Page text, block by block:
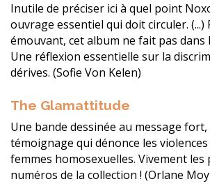
Inutile de préciser ici à quel point
ouvrage essentiel qui doit circuler. (...)
émouvant, cet album ne fait pas dans
Une réflexion essentielle sur la
dérives. (Sofie Von Kelen)
The Glamattitude
Une bande dessinée au message
témoignage qui dénonce les
femmes homosexuelles. Vivement les
numéros de la collection ! (Orlane